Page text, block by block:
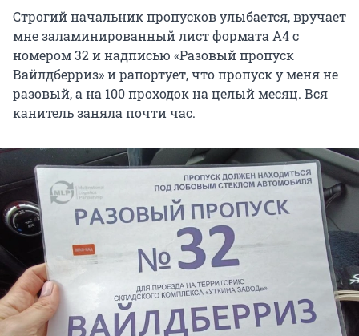
Строгий начальник пропусков улыбается, вручает
мне заламинированный лист формата А4 с
номером 32 и надписью «Разовый пропуск
Вайлдберриз» и рапортует, что пропуск у меня не
разовый, а на 100 проходок на целый месяц. Вся
канитель заняла почти час.